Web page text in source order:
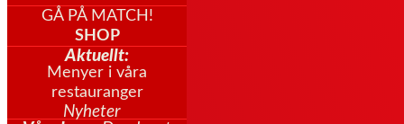
GÅ PÅ MATCH!
SHOP
Aktuellt:
Menyer i våra
restauranger
Nyheter